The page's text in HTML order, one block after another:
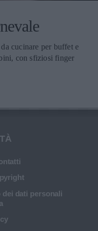
cucinare per buffet e
con sfiziosi finger
dati personali